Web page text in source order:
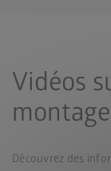
Vidéos
montage
Découvrez des